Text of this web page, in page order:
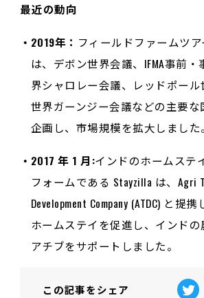
最近の動向
2019年： フィールドファームツア
は、デボン世界会議、IFMA事前
界シャロレー会議、レッドポー
世界ガーンジー会議などの主要な
企画し、市場規模を拡大しました。
2017 年 1 月:インドのホームステ
フォームである Stayzilla は、Agri
Development Company (ATDC) と提
ホームステイを促進し、インド
アチブをサポートしました。
この記事をシェア